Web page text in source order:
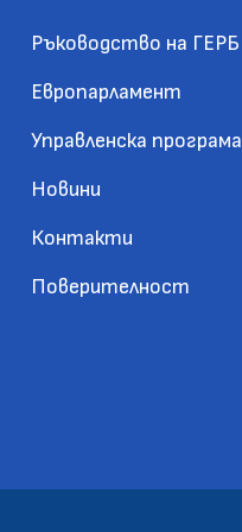
Ръководство на ГЕРБ
Европарламент
Управленска програма
Новини
Контакти
Поверителност